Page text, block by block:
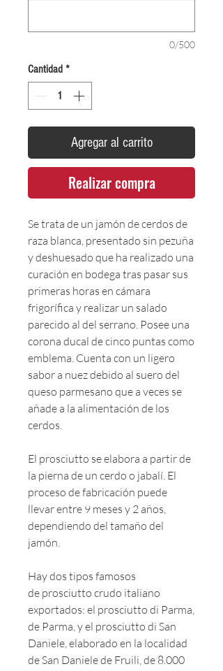
0/500
Cantidad *
Agregar al carrito
Realizar compra
Se trata de un jamón de cerdos de
raza blanca, presentado sin pezuña
y deshuesado que ha realizado una
curación en bodega tras pasar sus
primeras horas en cámara
frigorífica y realizar un salado
parecido al del serrano. Posee una
corona ducal de cinco puntas como
emblema. Cuenta con un ligero
sabor a nuez debido al suero del
queso parmesano que a veces se
añade a la alimentación de los
cerdos.
El prosciutto se elabora a partir de
la pierna de un cerdo o jabalí. El
proceso de fabricación puede
llevar entre 9 meses y 2 años,
dependiendo del tamaño del
jamón.
Hay dos tipos famosos
de prosciutto crudo italiano
exportados: el prosciutto di Parma,
de Parma, y el prosciutto di San
Daniele, elaborado en la localidad
de San Daniele de Fruili, de 8.000